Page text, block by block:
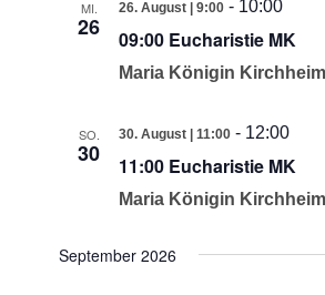
MI.
26
26. August | 9:00 - 10:00
09:00 Eucharistie MK
Maria Königin Kirchheim
SO.
30
30. August | 11:00 - 12:00
11:00 Eucharistie MK
Maria Königin Kirchheim
September 2026